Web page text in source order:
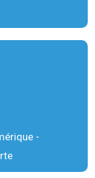
-